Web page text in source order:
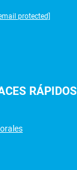
protected]
RÁPIDOS